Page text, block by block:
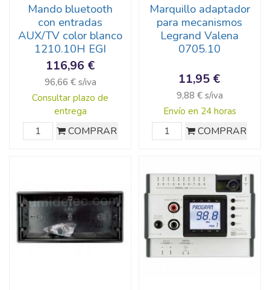
Mando bluetooth
con entradas
AUX/TV color blanco
1210.10H EGI
116,96 €
96,66 € s/iva
Consultar plazo de
entrega
COMPRAR
Marquillo adaptador
para mecanismos
Legrand Valena
0705.10
11,95 €
9,88 € s/iva
Envío en 24 horas
COMPRAR